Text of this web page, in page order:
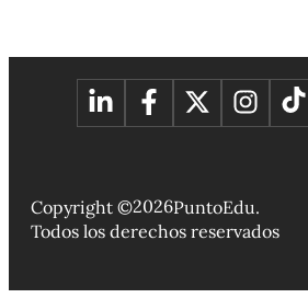
Copyright ©2026PuntoEdu.
Todos los derechos reservados